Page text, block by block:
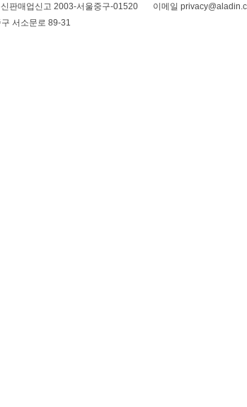
판매업신고 2003-서울중구-01520
이메일
서소문로 89-31